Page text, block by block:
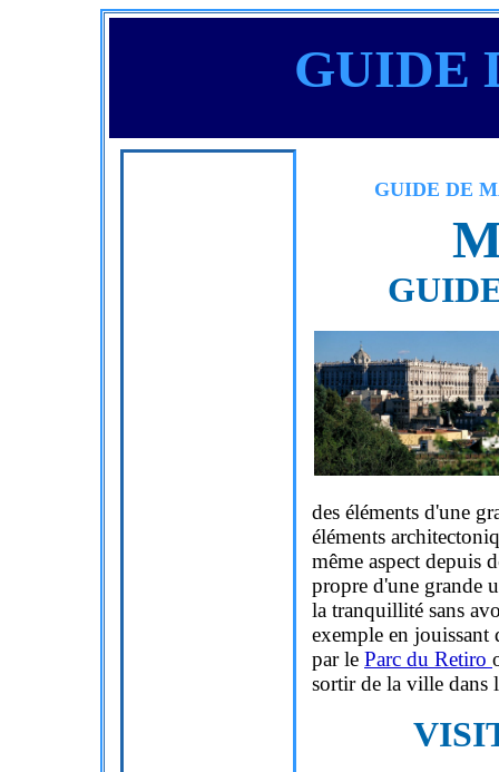
GUIDE
GUIDE DE
des éléments d'une
éléments
même aspect depuis
propre d'une grande
la tranquillité sans
exemple en jouissant
par le Parc du Retiro
sortir de la ville dans